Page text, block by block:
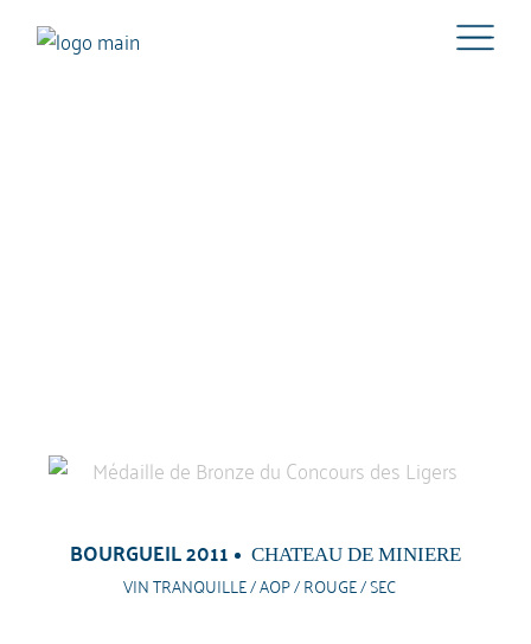
BOURGUEIL 2011 CHATEAU DE MINIERE
VIN TRANQUILLE / AOP / ROUGE / SEC